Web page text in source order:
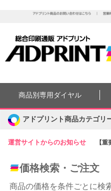
運営サイトからのお知らせ 【
商品別専用ダイヤル
アドプリント商品カテゴリ
価格検索・ご注文
商品の価格を条件ごとに検